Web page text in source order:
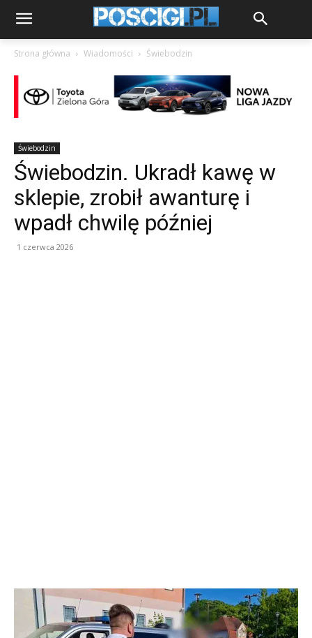
Strona główna Wiadomości Świebodzin
Świebodzin
Świebodzin. Ukradł kawę w
sklepie, zrobił awanturę i
wpadł chwilę później
1 czerwca 2026